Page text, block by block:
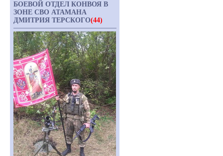
БОЕВОЙ ОТДЕЛ КОНВОЯ В
ЗОНЕ СВО АТАМАНА
ДМИТРИЯ ТЕРСКОГО(44)